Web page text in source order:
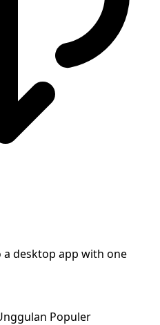
a desktop app with one
Populer